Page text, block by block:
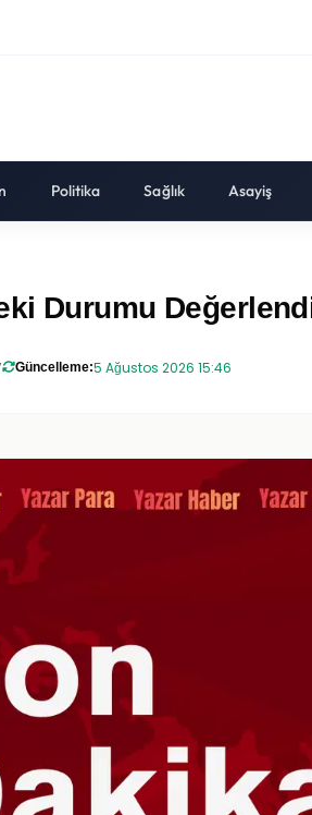
Politika Sağlık Asayiş
Durumu
Güncelleme:5 Ağustos 2026 15:46